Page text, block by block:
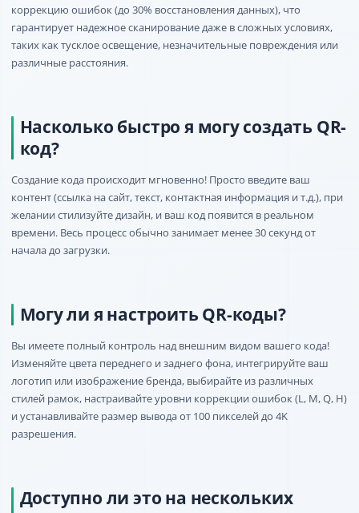
коррекцию ошибок (до 30% восстановления данных), что
гарантирует надежное сканирование даже в сложных условиях,
таких как тусклое освещение, незначительные повреждения или
различные расстояния.
Насколько быстро я могу создать QR-
код?
Создание кода происходит мгновенно! Просто введите ваш
контент (ссылка на сайт, текст, контактная информация и т.д.), при
желании стилизуйте дизайн, и ваш код появится в реальном
времени. Весь процесс обычно занимает менее 30 секунд от
начала до загрузки.
Могу ли я настроить QR-коды?
Вы имеете полный контроль над внешним видом вашего кода!
Изменяйте цвета переднего и заднего фона, интегрируйте ваш
логотип или изображение бренда, выбирайте из различных
стилей рамок, настраивайте уровни коррекции ошибок (L, M, Q, H)
и устанавливайте размер вывода от 100 пикселей до 4K
разрешения.
Доступно ли это на нескольких